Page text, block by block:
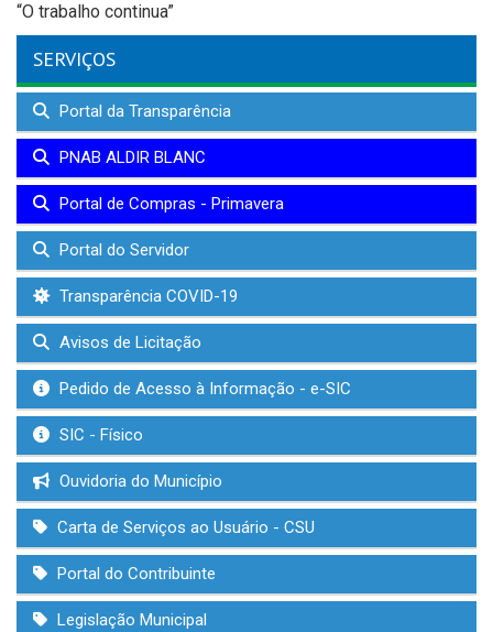
“O trabalho continua”
SERVIÇOS
Portal da Transparência
PNAB ALDIR BLANC
Portal de Compras - Primavera
Portal do Servidor
Transparência COVID-19
Avisos de Licitação
Pedido de Acesso à Informação - e-SIC
SIC - Físico
Ouvidoria do Município
Carta de Serviços ao Usuário - CSU
Portal do Contribuinte
Legislação Municipal